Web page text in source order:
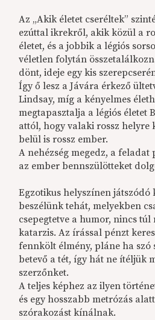
Az „Akik életet cseréltek”
ezúttal ikrekről, akik közül a
életet, és a jobbik a légiós
véletlen folytán
dönt, ideje egy kis
Így ő lesz a Jávára érkező
Lindsay, míg a kényelmes
megtapasztalja a légiós életet
attól, hogy valaki rossz helyre
belül is rossz ember.
A nehézség megedz, a feladat
az ember bennszülötteket
Egzotikus helyszínen
beszélünk tehát, melyekben
csepegtetve a humor, nincs túl
katarzis. Az írással pénzt
fennkölt élmény, pláne ha
betevő a tét, így hát ne ítéljük
szerzőnket.
A teljes képhez az ilyen
és egy hosszabb metrózás
szórakozást kínálnak.